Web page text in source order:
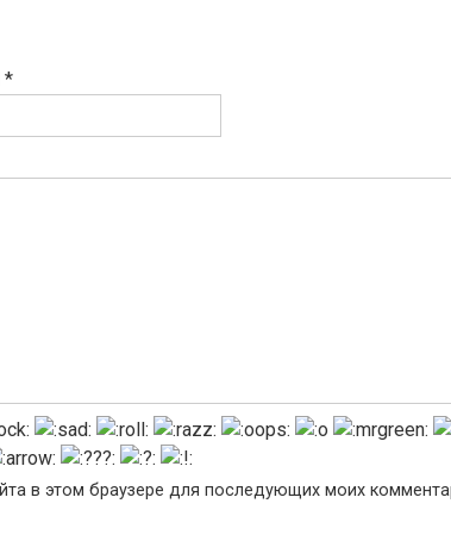
*
в этом браузере для последующих моих